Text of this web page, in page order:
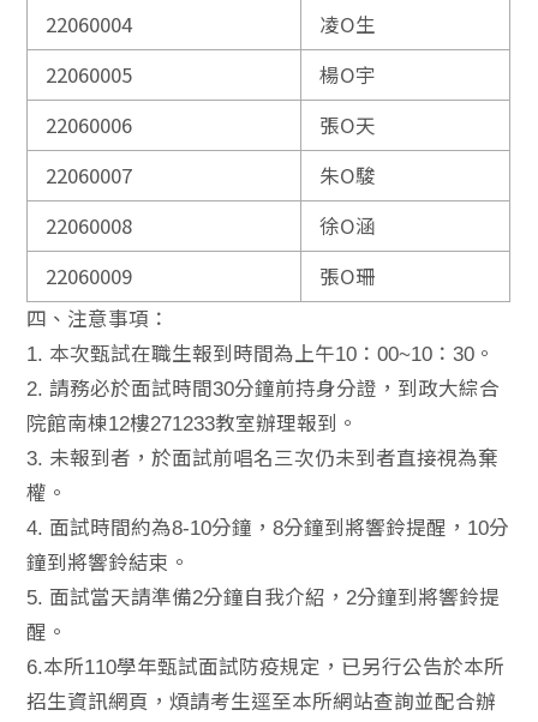
22060004
凌O生
22060005
楊O宇
22060006
張O天
22060007
朱O駿
22060008
徐O涵
22060009
張O珊
四、注意事項：
1. 本次甄試在職生報到時間為上午10：00~10：30。
2. 請務必於面試時間30分鐘前持身分證，到政大綜合
院館南棟12樓271233教室辦理報到。
3. 未報到者，於面試前唱名三次仍未到者直接視為棄
權。
4. 面試時間約為8-10分鐘，8分鐘到將響鈴提醒，10分
鐘到將響鈴結束。
5. 面試當天請準備2分鐘自我介紹，2分鐘到將響鈴提
醒。
6.本所110學年甄試面試防疫規定，已另行公告於本所
招生資訊網頁，煩請考生逕至本所網站查詢並配合辦